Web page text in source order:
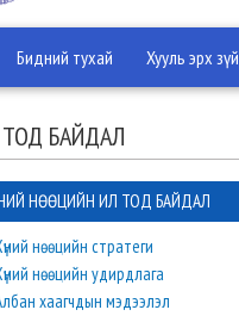
Бидний тухай Хууль эрх зүй
БАЙДАЛ
НӨӨЦИЙН ИЛ ТОД БАЙДАЛ
нөөцийн стратеги
нөөцийн удирдлага
хаагчдын мэдээлэл